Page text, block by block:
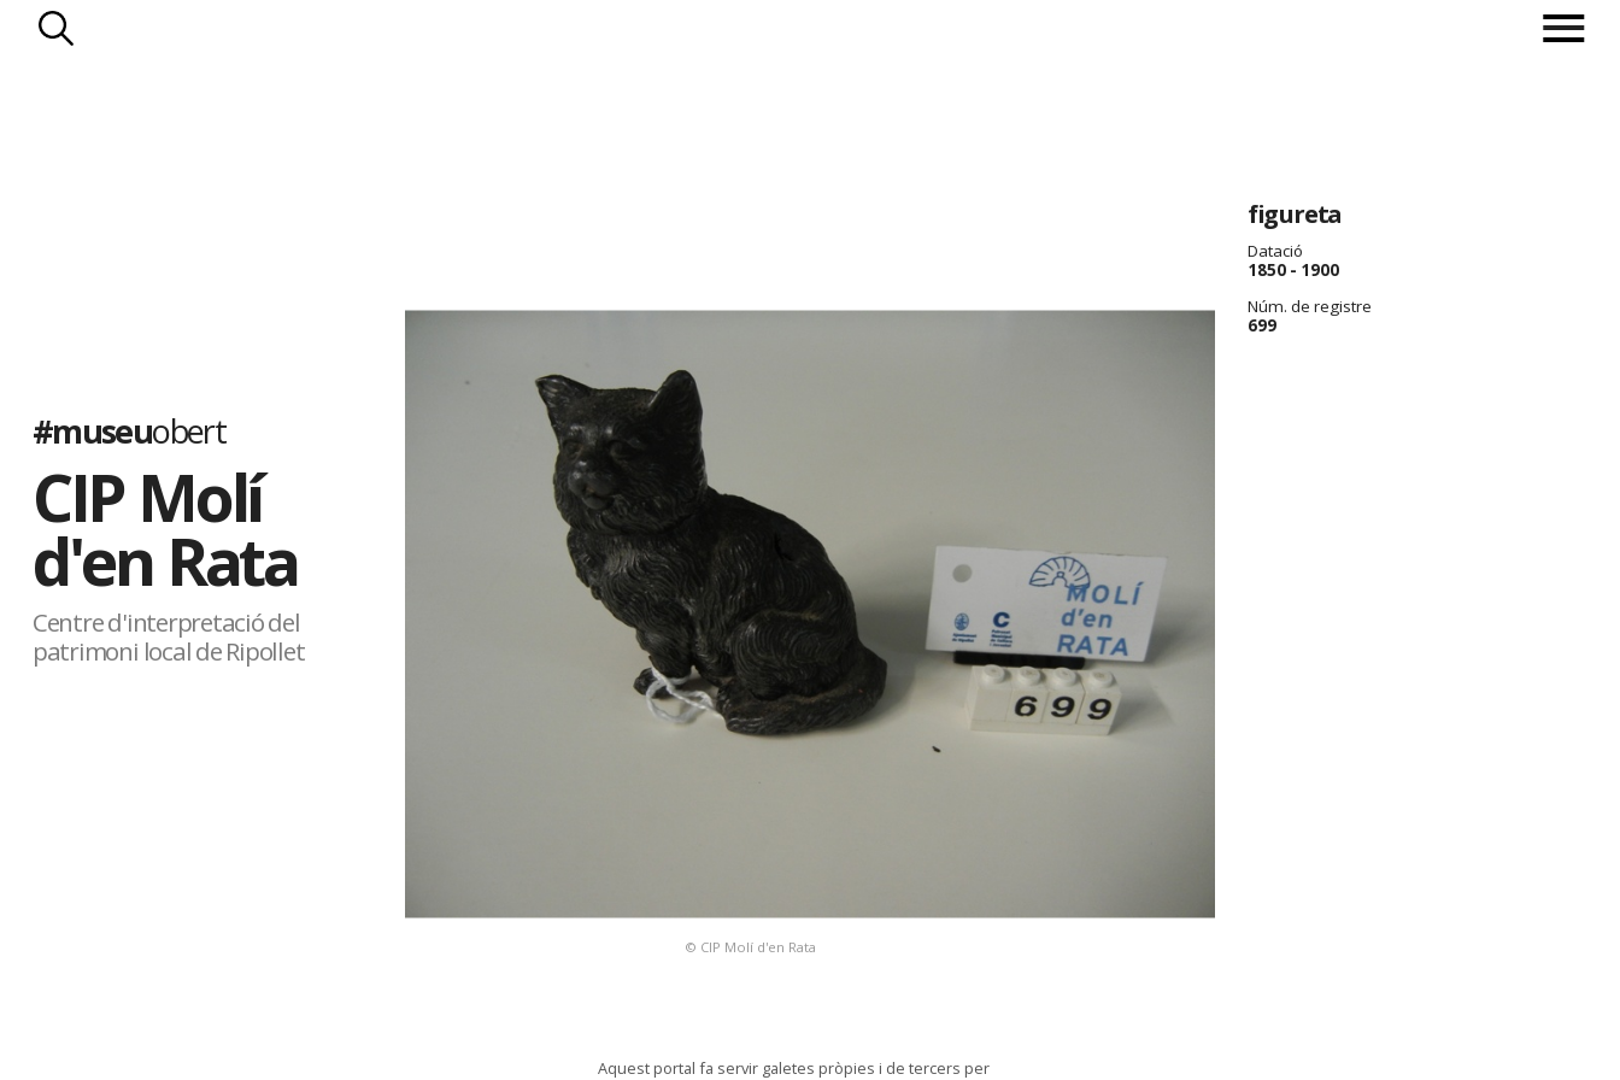
#museuobert
CIP Molí
d'en Rata
Centre d'interpretació del
patrimoni local de Ripollet
© CIP Molí d'en Rata
figureta
Datació
1850 - 1900
Núm. de registre
699
Aquest portal fa servir galetes pròpies i de tercers per